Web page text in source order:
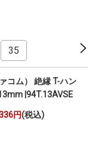
35
コム） 絶縁 T-ハン
|94T.13AVSE
円(税込)